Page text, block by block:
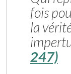
fois
la
247)